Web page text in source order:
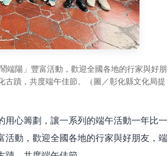
陽」豐富活動，歡迎全國各地的行家與好朋
蹟，共度端午佳節。（圖／彰化縣文化局提
用心籌劃，讓一系列的端午活動一年比一
動，歡迎全國各地的行家與好朋友，端